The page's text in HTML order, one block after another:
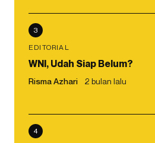
3
EDITORIAL
WNI, Udah Siap Belum?
Risma Azhari 2 bulan lalu
4